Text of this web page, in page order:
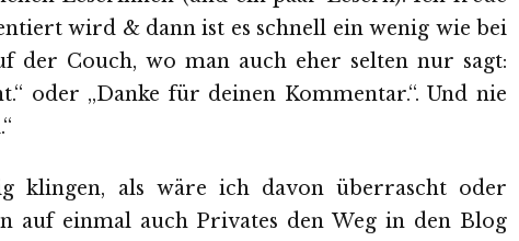
wird & dann ist es schnell ein wenig wie bei
der Couch, wo man auch eher selten nur sagt:
oder „Danke für deinen Kommentar.“. Und nie
klingen, als wäre ich davon überrascht oder
auf einmal auch Privates den Weg in den Blog